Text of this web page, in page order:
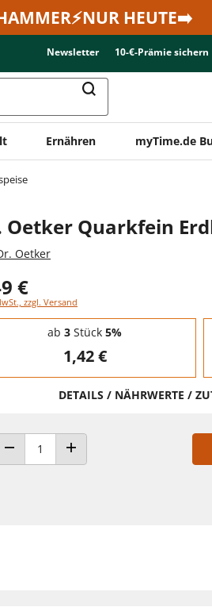
HEUTE➡️
Newsletter 10-€-Prämie sichern
Ernähren myTime.de
Oetker Quarkfein
Oetker
€
zzgl. Versand
- Mengenrabatt
ab 3 Stück 5%
1,42 €
DETAILS / NÄHRWERTE /
ANZAHL VERRINGERNANZAHL ERHÖHEN